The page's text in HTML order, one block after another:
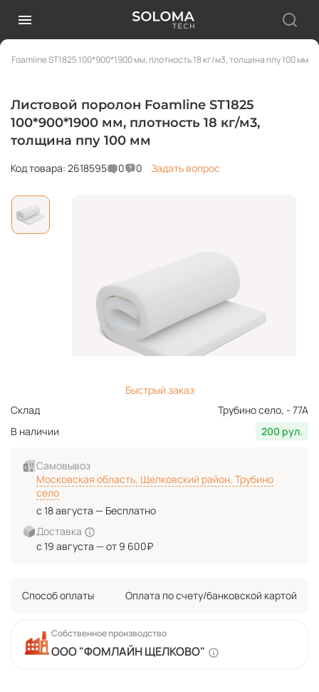
Foamline ST1825 100*900*1900 мм, плотность 18 кг/м3, толщина ппу 100 мм
Листовой поролон Foamline ST1825
100*900*1900 мм, плотность 18 кг/м3,
толщина ппу 100 мм
Код товара: 2618595 0 0 Задать вопрос
Собственное производство
ООО "ФОМЛАЙН ЩЕЛКОВО"
Быстрый заказ
Склад
Трубино село, - 77А
В наличии
200 рул.
Самовывоз
Московская область, Щелковский район, Трубино
село
с 18 августа — Бесплатно
Доставка
с 19 августа — от 9 600₽
Способ оплаты Оплата по счету/банковской картой